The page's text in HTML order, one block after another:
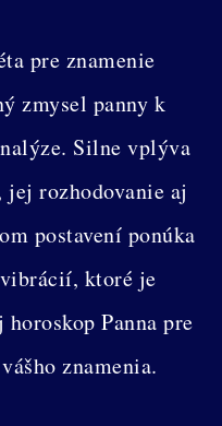
pre znamenie
zmysel panny k
Silne vplýva
jej rozhodovanie aj
postavení ponúka
ktoré je
Panna pre
znamenia.